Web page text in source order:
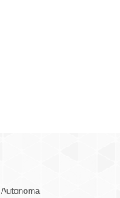
Autonoma